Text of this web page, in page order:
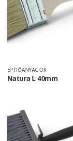
ÉPÍTŐANYAGOK
Natura L 40mm